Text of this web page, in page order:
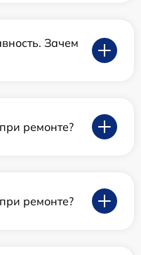
Зачем
ремонте?
ремонте?